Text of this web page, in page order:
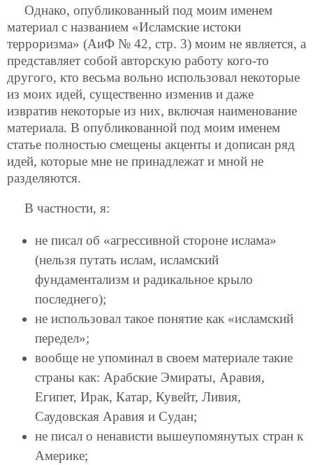
Однако, опубликованный под моим именем
материал с названием «Исламские истоки
терроризма» (АиФ № 42, стр. 3) моим не является, а
представляет собой авторскую работу кого-то
другого, кто весьма вольно использовал некоторые
из моих идей, существенно изменив и даже
извратив некоторые из них, включая наименование
материала. В опубликованной под моим именем
статье полностью смещены акценты и дописан ряд
идей, которые мне не принадлежат и мной не
разделяются.
В частности, я:
не писал об «агрессивной стороне ислама»
(нельзя путать ислам, исламский
фундаментализм и радикальное крыло
последнего);
не использовал такое понятие как «исламский
передел»;
вообще не упоминал в своем материале такие
страны как: Арабские Эмираты, Аравия,
Египет, Ирак, Катар, Кувейт, Ливия,
Саудовская Аравия и Судан;
не писал о ненависти вышеупомянутых стран к
Америке;